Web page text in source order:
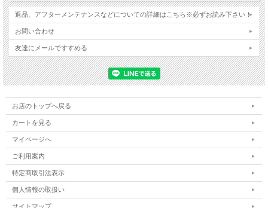
返品、アフターメンテナンスなどについての詳細はこちら※必ずお読み下さい！
お問い合わせ
友達にメールですすめる
お店のトップへ戻る
カートを見る
マイページへ
ご利用案内
特定商取引法表示
個人情報の取扱い
サイトマップ